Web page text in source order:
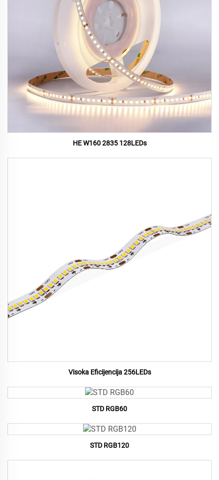
HE W160 2835 128LEDs
Visoka Eficijencija 256LEDs
STD RGB60
STD RGB120